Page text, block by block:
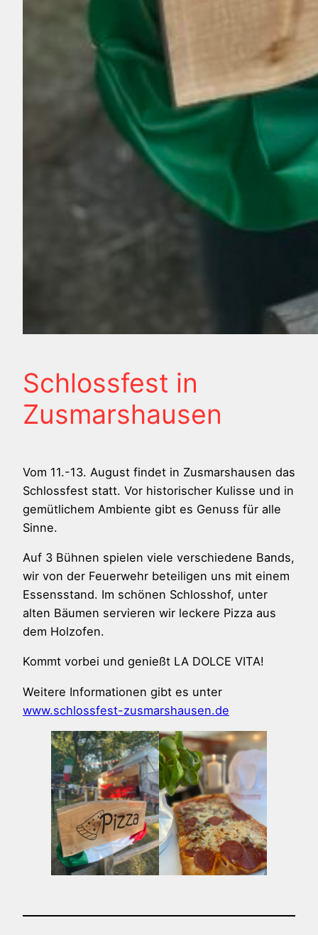
Schlossfest in
Zusmarshausen
Vom 11.-13. August findet in Zusmarshausen das
Schlossfest statt. Vor historischer Kulisse und in
gemütlichem Ambiente gibt es Genuss für alle
Sinne.
Auf 3 Bühnen spielen viele verschiedene Bands,
wir von der Feuerwehr beteiligen uns mit einem
Essensstand. Im schönen Schlosshof, unter
alten Bäumen servieren wir leckere Pizza aus
dem Holzofen.
Kommt vorbei und genießt LA DOLCE VITA!
Weitere Informationen gibt es unter
www.schlossfest-zusmarshausen.de